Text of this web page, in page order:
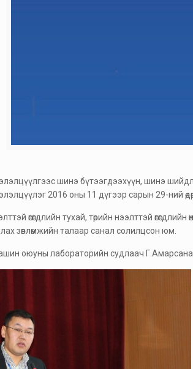
хэлэлцүүлгээс шинэ бүтээгдээхүүн, шинэ
хэлэлцүүлэг 2016 оны 11 дүгээр сарын 29-
өгөгдлийн тухай, төрийн нээлттэй өгөгдлийн
зөвлөмжийн талаар санал солилцсон юм.
оюуны лабораторийн судлаач Г.Амарсанаа